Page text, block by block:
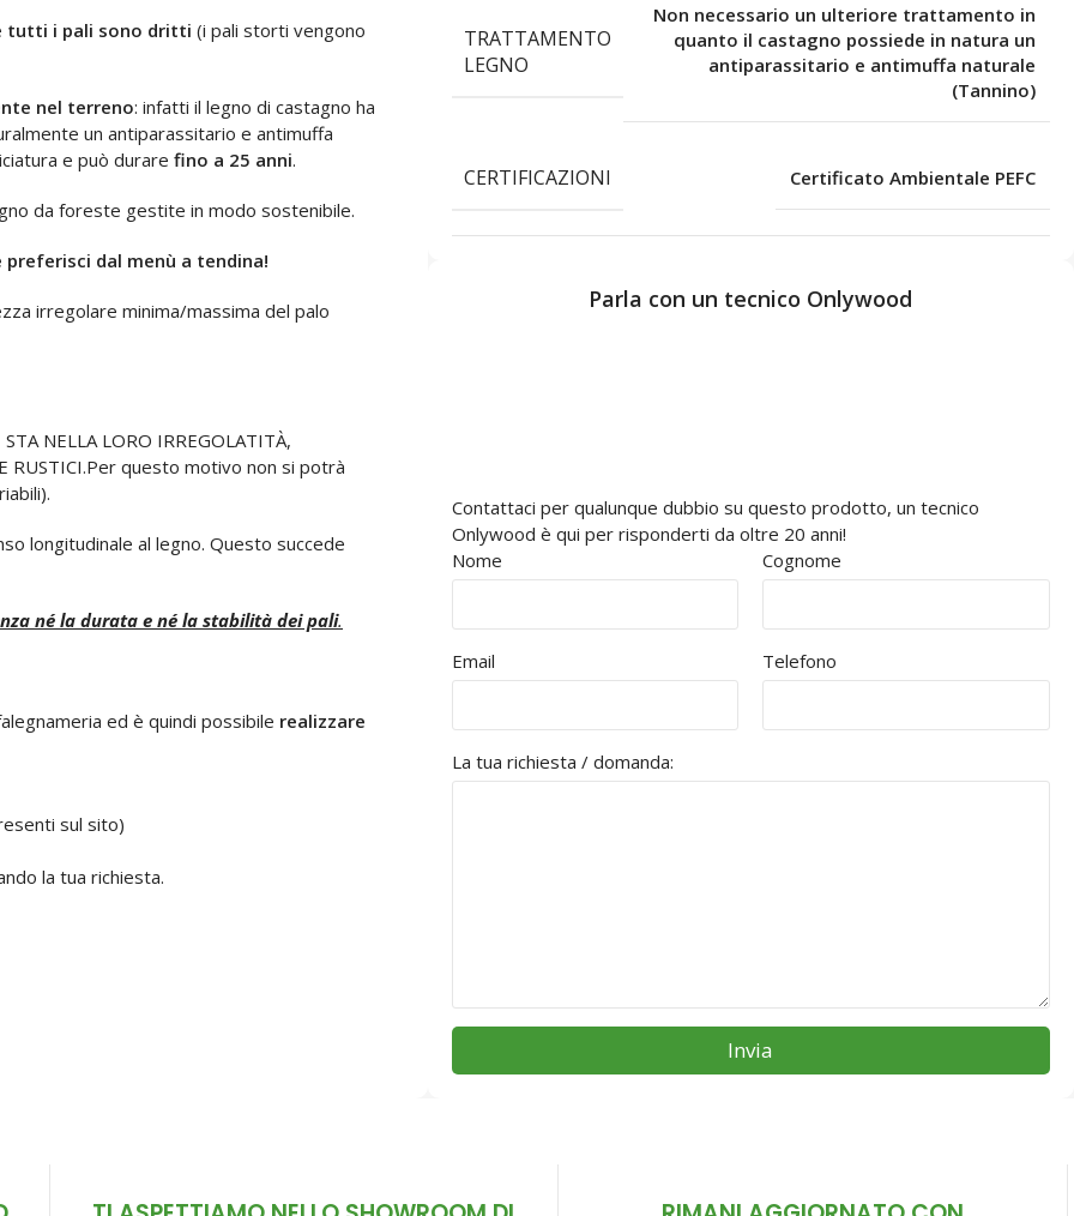
tutti i pali sono dritti (i pali storti vengono
nel terreno: infatti il legno di castagno ha
un antiparassitario e antimuffa
e può durare fino a 25 anni.
da foreste gestite in modo sostenibile.
preferisci dal menù a tendina!
irregolare minima/massima del palo
NELLA LORO IRREGOLATITÀ,
RUSTICI.Per questo motivo non si potrà
longitudinale al legno. Questo succede
né la durata e né la stabilità dei pali.
ed è quindi possibile realizzare
sul sito)
la tua richiesta.
TRATTAMENTO
LEGNO
Non necessario un ulteriore trattamento in
quanto il castagno possiede in natura un
antiparassitario e antimuffa naturale
(Tannino)
CERTIFICAZIONI Certificato Ambientale PEFC
Parla con un tecnico Onlywood
Contattaci per qualunque dubbio su questo prodotto, un tecnico
Onlywood è qui per risponderti da oltre 20 anni!
Nome
Cognome
Email Telefono
La tua richiesta / domanda:
Invia